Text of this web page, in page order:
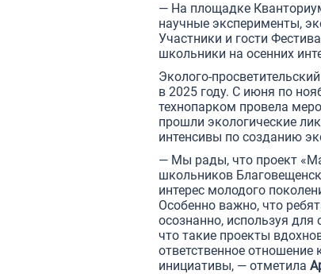
— На площадке
научные эксперименты,
Участники и гости
школьники на осенних
Эколого-
в 2025 году. С июня по
технопарком провела
прошли экологические
интенсивы по созданию
— Мы рады, что проект
школьников
интерес молодого
Особенно важно, что
осознанно, используя
что такие проекты
ответственное
инициативы, — отметила